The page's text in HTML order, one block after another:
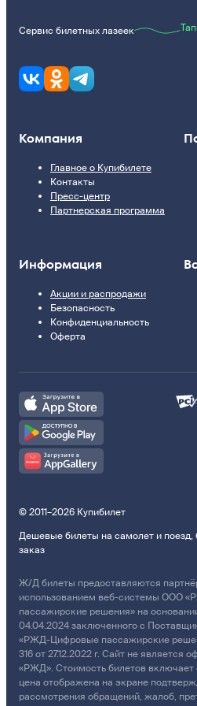
Сервис билетных лазеек
Компания
Главное о Купибилете
Контакты
Пресс-центр
Партнерская программа
Информация
Акции и распродажи
Безопасность
Конфиденциальность
Оферта
© 2011–2026 Купибилет
Дешевые билеты на самолет и поезд,
заказ
Ж/Д билеты предоставляются
использованием веб-системы ООО
пассажирские решения» на
04.04.2024 заключенного с
«РЖД-Цифровые пассажирские
316 от 27.12.2022 г. Сайт не
«РЖД». Стоимость билетов включает
цена отображена на экране
рассмотрения обращений, жалоб,